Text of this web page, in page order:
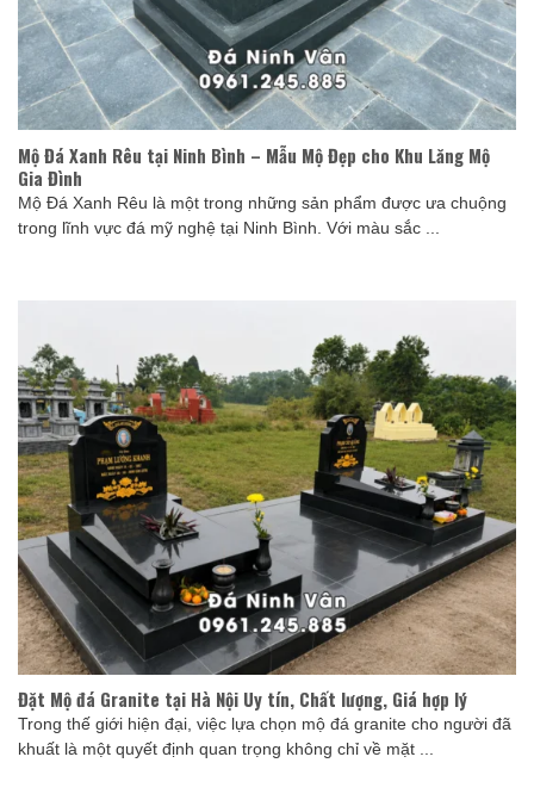
Mộ Đá Xanh Rêu tại Ninh Bình – Mẫu Mộ Đẹp cho Khu Lăng Mộ
Gia Đình
Mộ Đá Xanh Rêu là một trong những sản phẩm được ưa chuộng
trong lĩnh vực đá mỹ nghệ tại Ninh Bình. Với màu sắc ...
Đặt Mộ đá Granite tại Hà Nội Uy tín, Chất lượng, Giá hợp lý
Trong thế giới hiện đại, việc lựa chọn mộ đá granite cho người đã
khuất là một quyết định quan trọng không chỉ về mặt ...